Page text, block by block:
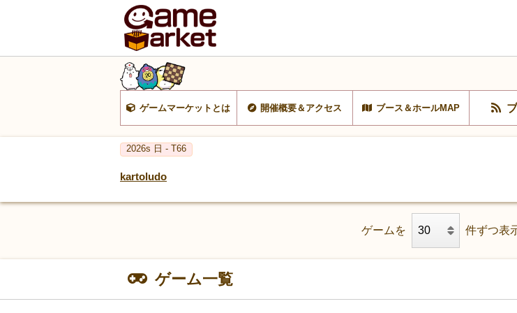
ゲームマーケットとは 開催概要＆アクセス ブース＆ホールMAP
2026s 日 - T66
kartoludo
ゲームを 件ずつ表
ゲーム一覧